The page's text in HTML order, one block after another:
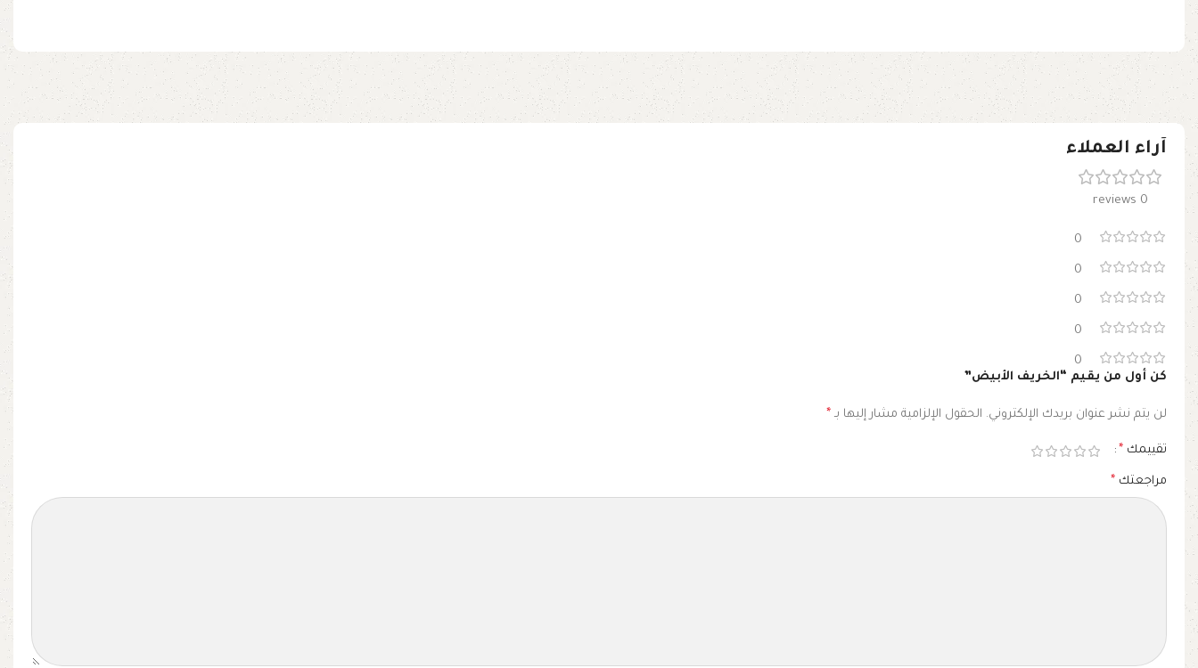
آراء العملاء
0 reviews
0
0
0
0
0
كن أول من يقيم “الخريف الأبيض”
لن يتم نشر عنوان بريدك الإلكتروني. الحقول الإلزامية مشار إليها بـ *
تقييمك *
مراجعتك *